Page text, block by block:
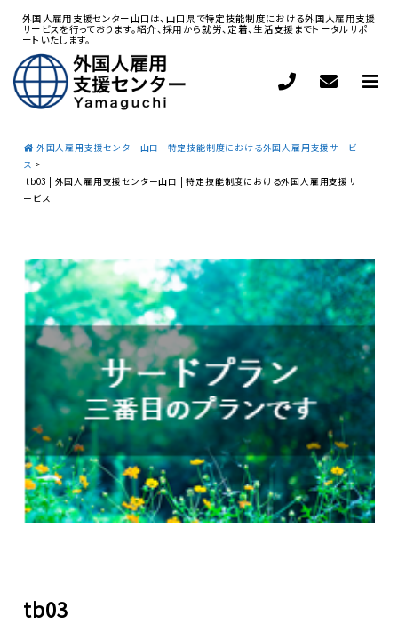
外国人雇用支援センター山口は、山口県で特定技能制度における外国人雇用支援
サービスを行っております。紹介、採用から就労、定着、生活支援までトータルサポ
ートいたします。
外国人雇用支援センター山口 | 特定技能制度における外国人雇用支援サービ
ス >
tb03 | 外国人雇用支援センター山口 | 特定技能制度における外国人雇用支援サ
ービス
tb03